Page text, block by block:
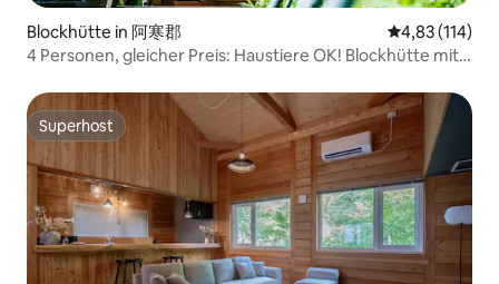
Blockhütte in 阿寒郡
4,83 (114)
4 Personen, gleicher Preis: Haustiere OK! Blockhütte mit
Superhost
Superhost